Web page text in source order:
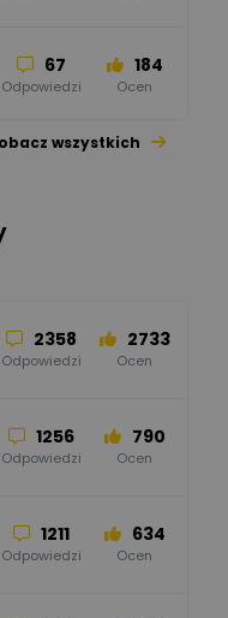
67
Odpowiedzi
184
Ocen
47 67
50 59
52 45
wszystkich
2358
Odpowiedzi
2733
Ocen
1256
Odpowiedzi
790
Ocen
1211
Odpowiedzi
634
Ocen